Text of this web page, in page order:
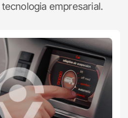
empresarial.